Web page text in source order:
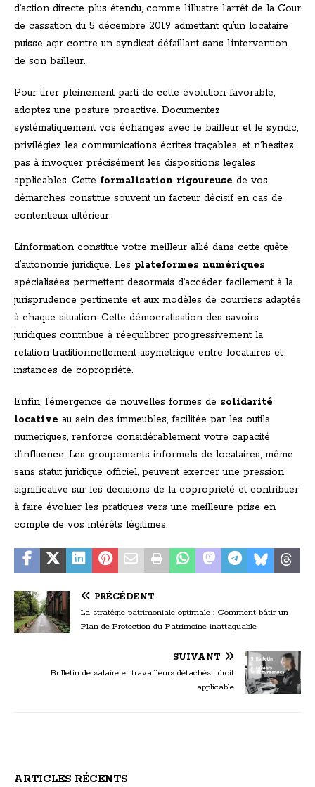
d’action directe plus étendu, comme l’illustre l’arrêt de la Cour
de cassation du 5 décembre 2019 admettant qu’un locataire
puisse agir contre un syndicat défaillant sans l’intervention
de son bailleur.
Pour tirer pleinement parti de cette évolution favorable,
adoptez une posture proactive. Documentez
systématiquement vos échanges avec le bailleur et le syndic,
privilégiez les communications écrites traçables, et n’hésitez
pas à invoquer précisément les dispositions légales
applicables. Cette formalisation rigoureuse de vos
démarches constitue souvent un facteur décisif en cas de
contentieux ultérieur.
L’information constitue votre meilleur allié dans cette quête
d’autonomie juridique. Les plateformes numériques
spécialisées permettent désormais d’accéder facilement à la
jurisprudence pertinente et aux modèles de courriers adaptés
à chaque situation. Cette démocratisation des savoirs
juridiques contribue à rééquilibrer progressivement la
relation traditionnellement asymétrique entre locataires et
instances de copropriété.
Enfin, l’émergence de nouvelles formes de solidarité
locative au sein des immeubles, facilitée par les outils
numériques, renforce considérablement votre capacité
d’influence. Les groupements informels de locataires, même
sans statut juridique officiel, peuvent exercer une pression
significative sur les décisions de la copropriété et contribuer
à faire évoluer les pratiques vers une meilleure prise en
compte de vos intérêts légitimes.
PRÉCÉDENT
La stratégie patrimoniale optimale : Comment bâtir un
Plan de Protection du Patrimoine inattaquable
SUIVANT
Bulletin de salaire et travailleurs détachés : droit
applicable
ARTICLES RÉCENTS